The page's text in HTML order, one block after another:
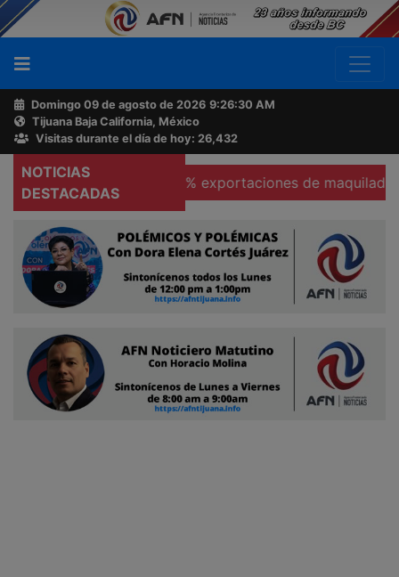
Domingo 09 de agosto de 2026 9:26:31 AM
Tijuana Baja California, México
Visitas durante el día de hoy: 26,432
NOTICIAS
DESTACADAS
Se hunden 37% exportaciones de maquiladoras en
Buscador
Acerca
de
AFN
Ventas
Contacto
Reportero
Ciudadano